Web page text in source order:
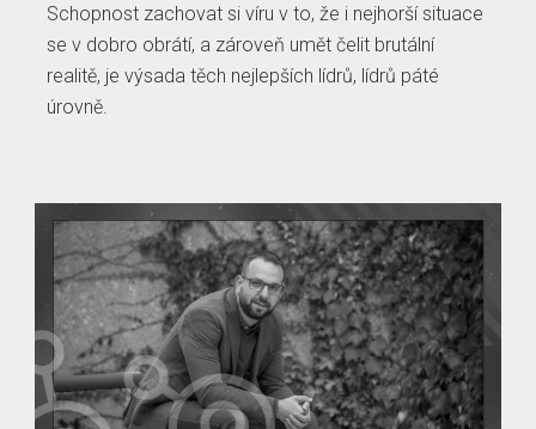
Schopnost zachovat si víru v to, že i nejhorší situace
se v dobro obrátí, a zároveň umět čelit brutální
realitě, je výsada těch nejlepších lídrů, lídrů páté
úrovně.